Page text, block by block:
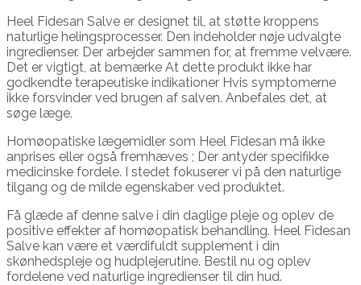
Heel Fidesan Salve er designet til, at støtte kroppens
naturlige helingsprocesser. Den indeholder nøje udvalgte
ingredienser. Der arbejder sammen for, at fremme velvære.
Det er vigtigt, at bemærke At dette produkt ikke har
godkendte terapeutiske indikationer Hvis symptomerne
ikke forsvinder ved brugen af salven. Anbefales det, at
søge læge.
Homøopatiske lægemidler som Heel Fidesan må ikke
anprises eller også fremhæves ; Der antyder specifikke
medicinske fordele. I stedet fokuserer vi på den naturlige
tilgang og de milde egenskaber ved produktet.
Få glæde af denne salve i din daglige pleje og oplev de
positive effekter af homøopatisk behandling. Heel Fidesan
Salve kan være et værdifuldt supplement i din
skønhedspleje og hudplejerutine. Bestil nu og oplev
fordelene ved naturlige ingredienser til din hud.